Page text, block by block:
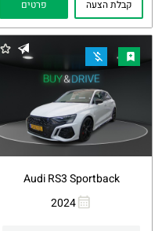
קבלת הצעה פרטים
Audi RS3 Sportback
2024
Whatsapp